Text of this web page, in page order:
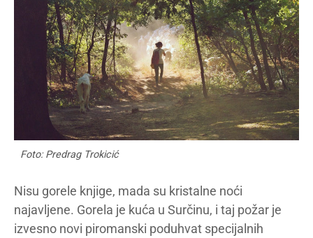
Foto: Predrag Trokicić
Nisu gorele knjige, mada su kristalne noći
najavljene. Gorela je kuća u Surčinu, i taj požar je
izvesno novi piromanski poduhvat specijalnih